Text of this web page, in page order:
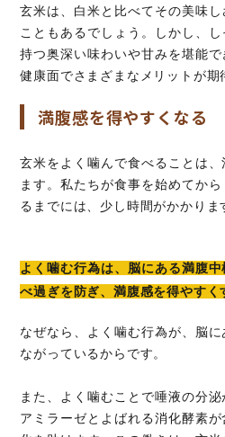
玄米は、白米と比べてその美味
こともあるでしょう。しかし、
持つ奥深い味わいや甘みを堪能で
健康面でさまざまなメリットが期
満腹感を得やすくなる
玄米をよく噛んで食べることは
ます。私たちが食事を始めてか
るまでには、少し時間がかかりま
よく噛む行為は、脳にある満腹
べ過ぎを防ぎ、満腹感を得やすく
なぜなら、よく噛む行為が、脳
ながっているからです。
また、よく噛むことで唾液の分
アミラーゼとよばれる消化酵素